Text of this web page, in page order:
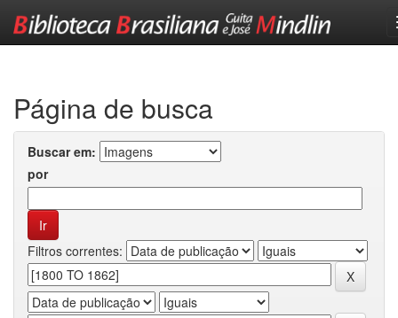
Página de busca
Buscar em:
por
Filtros correntes: